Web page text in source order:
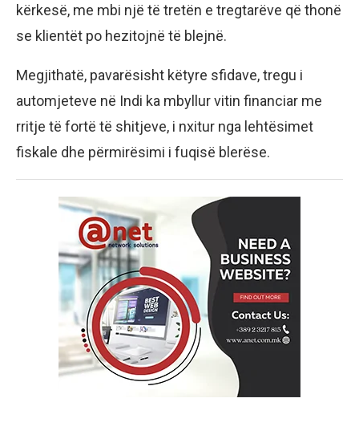
kërkesë, me mbi një të tretën e tregtarëve që thonë
se klientët po hezitojnë të blejnë.
Megjithatë, pavarësisht këtyre sfidave, tregu i
automjeteve në Indi ka mbyllur vitin financiar me
rritje të fortë të shitjeve, i nxitur nga lehtësimet
fiskale dhe përmirësimi i fuqisë blerëse.